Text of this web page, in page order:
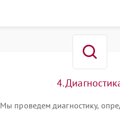
4.
Мы проведем диагностику,